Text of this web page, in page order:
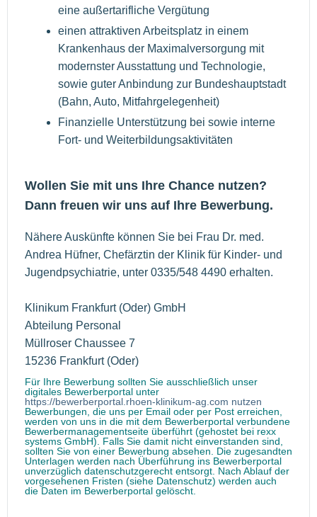
eine außertarifliche Vergütung
einen attraktiven Arbeitsplatz in einem
Krankenhaus der Maximalversorgung mit
modernster Ausstattung und Technologie,
sowie guter Anbindung zur Bundeshauptstadt
(Bahn, Auto, Mitfahrgelegenheit)
Finanzielle Unterstützung bei sowie interne
Fort- und Weiterbildungsaktivitäten
Wollen Sie mit uns Ihre Chance nutzen?
Dann freuen wir uns auf Ihre Bewerbung.
Nähere Auskünfte können Sie bei Frau Dr. med.
Andrea Hüfner, Chefärztin der Klinik für Kinder- und
Jugendpsychiatrie, unter 0335/548 4490 erhalten.
Klinikum Frankfurt (Oder) GmbH
Abteilung Personal
Müllroser Chaussee 7
15236 Frankfurt (Oder)
Für Ihre Bewerbung sollten Sie ausschließlich unser
digitales Bewerberportal unter
https://bewerberportal.rhoen-klinikum-ag.com nutzen
Bewerbungen, die uns per Email oder per Post erreichen,
werden von uns in die mit dem Bewerberportal verbundene
Bewerbermanagementseite überführt (gehostet bei rexx
systems GmbH). Falls Sie damit nicht einverstanden sind,
sollten Sie von einer Bewerbung absehen. Die zugesandten
Unterlagen werden nach Überführung ins Bewerberportal
unverzüglich datenschutzgerecht entsorgt. Nach Ablauf der
vorgesehenen Fristen (siehe Datenschutz) werden auch
die Daten im Bewerberportal gelöscht.